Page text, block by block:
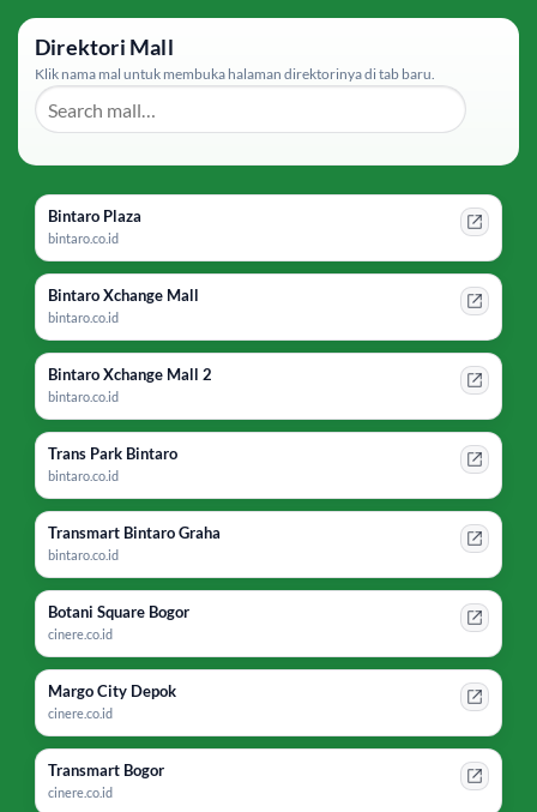
Direktori Mall
Klik nama mal untuk membuka halaman direktorinya di tab baru.
Bintaro Plaza
bintaro.co.id
Bintaro Xchange Mall
bintaro.co.id
Bintaro Xchange Mall 2
bintaro.co.id
Trans Park Bintaro
bintaro.co.id
Transmart Bintaro Graha
bintaro.co.id
Botani Square Bogor
cinere.co.id
Margo City Depok
cinere.co.id
Transmart Bogor
cinere.co.id